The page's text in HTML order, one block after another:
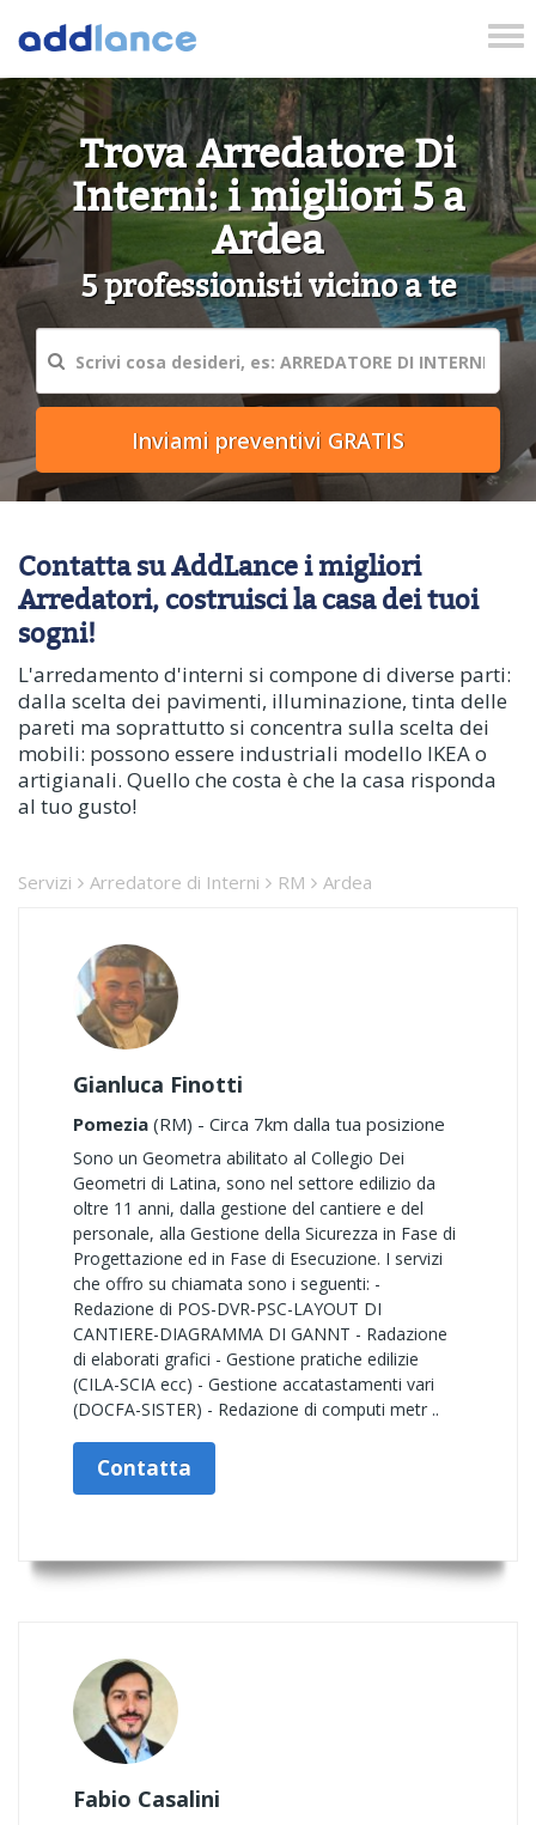
Trova Arredatore Di
Interni: i migliori 5 a
Ardea
5 professionisti vicino a te
Contatta su AddLance i migliori
Arredatori, costruisci la casa dei tuoi
sogni!
L'arredamento d'interni si compone di diverse parti:
dalla scelta dei pavimenti, illuminazione, tinta delle
pareti ma soprattutto si concentra sulla scelta dei
mobili: possono essere industriali modello IKEA o
artigianali. Quello che costa è che la casa risponda
al tuo gusto!
Servizi Arredatore di Interni RM Ardea
Gianluca Finotti
Pomezia (RM) - Circa 7km dalla tua posizione
Sono un Geometra abilitato al Collegio Dei
Geometri di Latina, sono nel settore edilizio da
oltre 11 anni, dalla gestione del cantiere e del
personale, alla Gestione della Sicurezza in Fase di
Progettazione ed in Fase di Esecuzione. I servizi
che offro su chiamata sono i seguenti: -
Redazione di POS-DVR-PSC-LAYOUT DI
CANTIERE-DIAGRAMMA DI GANNT - Radazione
di elaborati grafici - Gestione pratiche edilizie
(CILA-SCIA ecc) - Gestione accatastamenti vari
(DOCFA-SISTER) - Redazione di computi metr ..
Contatta
Fabio Casalini